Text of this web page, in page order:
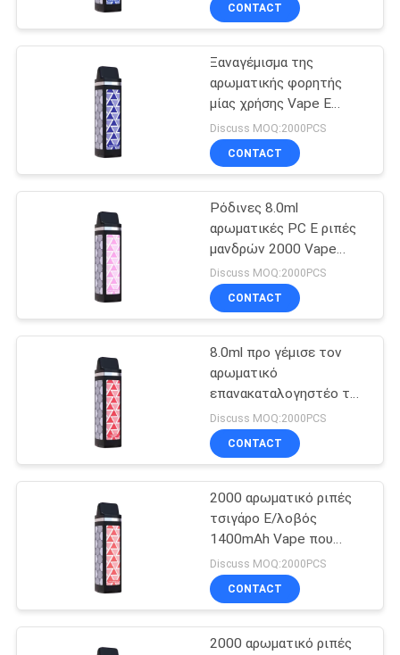
ΠΟΙΟΤΙΚΌΣ
ΈΛΕΓΧΟΣ
ΖΗΤΉΣΤΕ
ΑΠΌΣΠΑΣΜΑ
SITEMAP
PRIVACY
POLICY
CONTACT
Ξαναγέμισμα της
αρωματικής φορητής
μίας χρήσης Vape Ε
μάνδρας τσιγάρων 8.0ml
Discuss MOQ:2000PCS
CONTACT
Ρόδινες 8.0ml
αρωματικές PC Ε ριπές
μανδρών 2000 Vape
τσιγάρων μίας χρήσης
Discuss MOQ:2000PCS
CONTACT
8.0ml προ γέμισε τον
αρωματικό
επανακαταλογηστέο το
2000 Ε τσιγάρων λοβό
Vape ριπών μίας χρήσης
Discuss MOQ:2000PCS
CONTACT
2000 αρωματικό ριπές
τσιγάρο Ε/λοβός
1400mAh Vape που
χρεώνεται προ
Discuss MOQ:2000PCS
CONTACT
2000 αρωματικό ριπές